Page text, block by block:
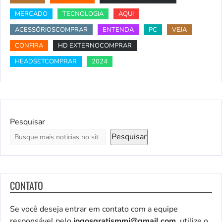
MERCADO
TECNOLOGIA
AQUI
ACESSÓRIOSCOMPRAR
ENTENDA PC
VEJA
CONFIRA
HD EXTERNOCOMPRAR
HEADSETCOMPRAR
2024
Pesquisar
Pesquisar
CONTATO
Se você deseja entrar em contato com a equipe